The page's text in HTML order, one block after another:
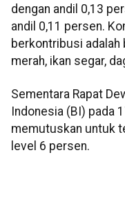
dengan andil 0,13
andil 0,11 persen.
berkontribusi adalah
merah, ikan segar,
Sementara Rapat
Indonesia (BI) pada
memutuskan untuk
level 6 persen.